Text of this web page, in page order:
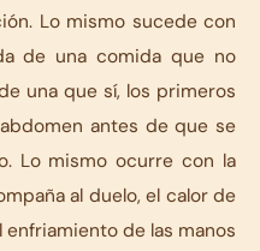
Lo mismo sucede con
de una comida que no
una que sí, los primeros
antes de que se
Lo mismo ocurre con la
al duelo, el calor de
enfriamiento de las manos